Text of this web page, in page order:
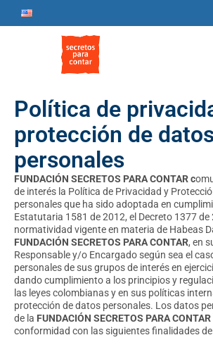
Política de
protección de
personales
FUNDACIÓN SECRETOS PARA CONTAR c
de interés la Política de Privacidad y
personales que ha sido adoptada en
Estatutaria 1581 de 2012, el Decreto 1377 de
normatividad vigente en materia de Habeas
FUNDACIÓN SECRETOS PARA CONTAR, en
Responsable y/o Encargado según sea el
personales de sus grupos de interés en
dando cumplimiento a los principios y
las leyes colombianas y en sus políticas
protección de datos personales. Los datos
de la FUNDACIÓN SECRETOS PARA CONTAR
conformidad con las siguientes finalidades